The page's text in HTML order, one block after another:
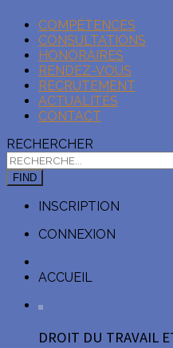
EN SAVOIR +
COMPÉTENCES
CONSULTATIONS
HONORAIRES
RENDEZ-VOUS
RECRUTEMENT
ACTUALITÉS
CONTACT
RECHERCHER
FIND
INSCRIPTION
CONNEXION
ACCUEIL
DROIT DU TRAVAIL